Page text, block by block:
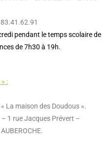
pendant le temps scolaire de
de 7h30 à 19h.
:
La maison des Doudous ».
1 rue Jacques Prévert –